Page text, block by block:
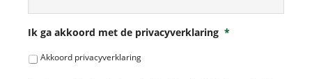
Ik ga akkoord met de privacyverklaring *
Akkoord privacyverklaring